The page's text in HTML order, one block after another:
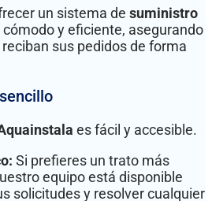
un sistema de suministro
cómodo y eficiente, asegurando
sus pedidos de forma
es fácil y accesible.
Si prefieres un trato más
equipo está disponible
solicitudes y resolver cualquier